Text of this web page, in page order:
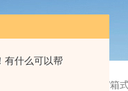
有什么可以帮
炉/管式炉/气氛炉/试验箱/摇床/振荡器/水槽/